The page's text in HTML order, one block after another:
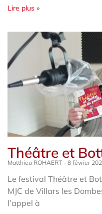
Lire plus »
Théâtre et
Matthieu ROHAERT 8 février
Le festival Théâtre et
MJC de Villars les
l’appel à